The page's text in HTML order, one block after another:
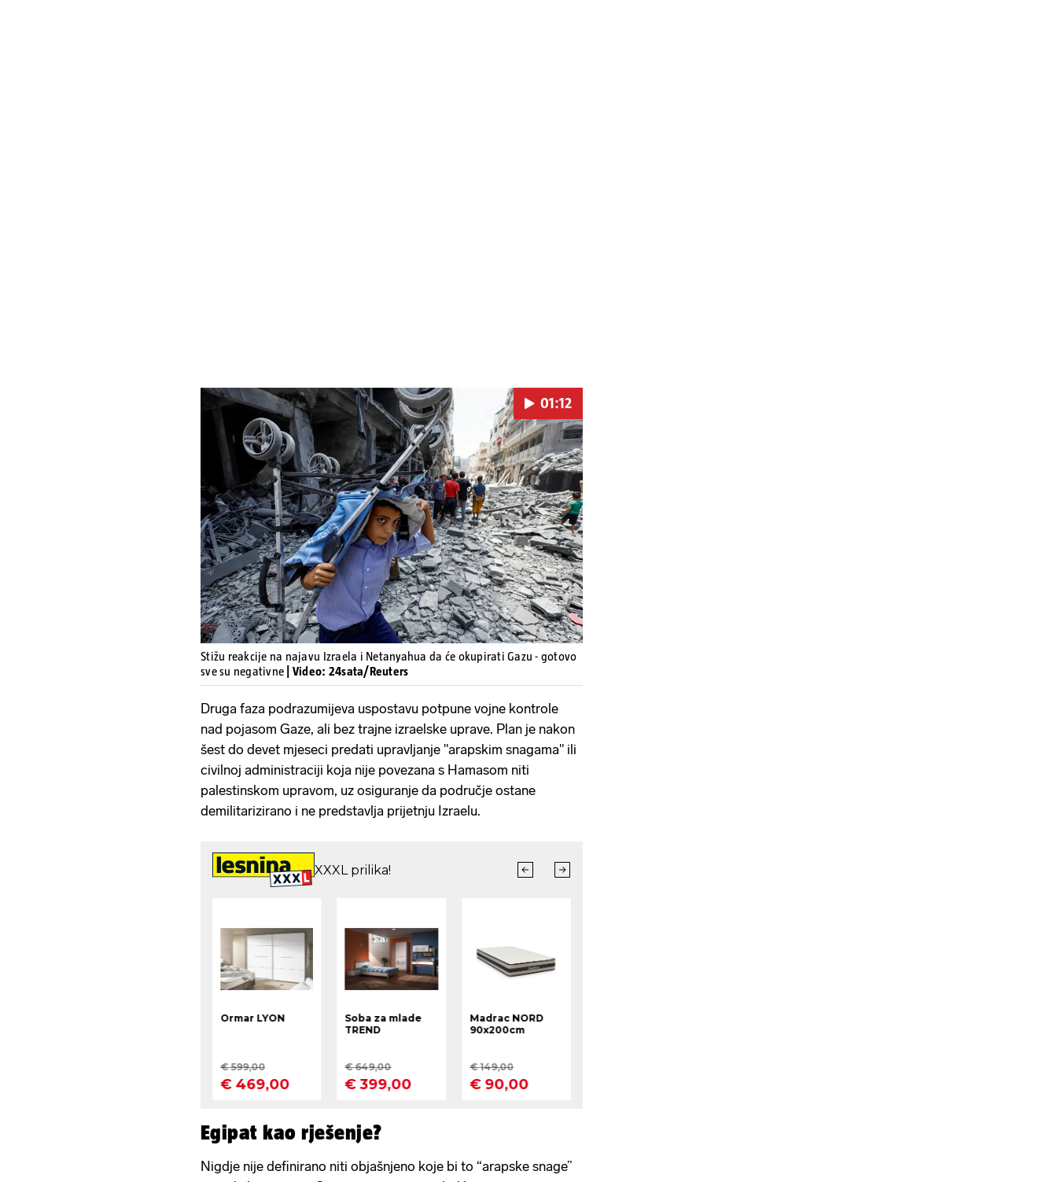
Pokretanje videa...
01:12
Stižu reakcije na najavu Izraela i Netanyahua da će okupirati Gazu - gotovo
sve su negativne
| Video: 24sata/Reuters
Druga faza podrazumijeva uspostavu potpune vojne kontrole
nad pojasom Gaze, ali bez trajne izraelske uprave. Plan je nakon
šest do devet mjeseci predati upravljanje "arapskim snagama" ili
civilnoj administraciji koja nije povezana s Hamasom niti
palestinskom upravom, uz osiguranje da područje ostane
demilitarizirano i ne predstavlja prijetnju Izraelu.
Egipat kao rješenje?
Nigdje nije definirano niti objašnjeno koje bi to “arapske snage”